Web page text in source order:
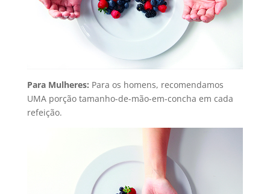
Para Mulheres: Para os homens, recomendamos
UMA porção tamanho-de-mão-em-concha em cada
refeição.